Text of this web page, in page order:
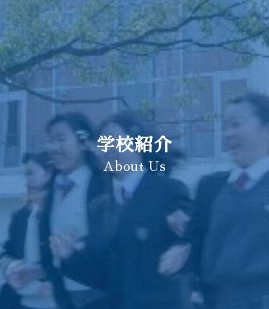
学校紹介
About Us